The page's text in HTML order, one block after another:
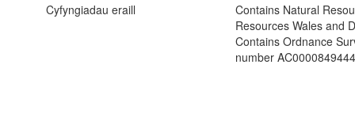
Cyfyngiadau eraill
Contains Natural
Resources Wales and
Contains Ordnance
number